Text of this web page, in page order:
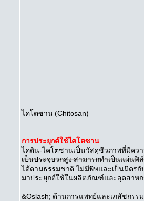
ไคโตซาน (Chitosan)
การประยุกต์ใช้ไคโตซาน
ไคติน-ไคโตซานเป็นวัสดุชีวภาพที่มีคว
เป็นประจุบวกสูง สามารถทำเป็นแผ่นฟิ
ได้ตามธรรมชาติ ไม่มีพิษและเป็นมิตร
มาประยุกต์ใช้ในผลิตภัณฑ์และอุตสาหก
&Oslash; ด้านการแพทย์และเภสัชกร